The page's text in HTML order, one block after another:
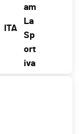
ITA
am
La
Sp
ort
iva